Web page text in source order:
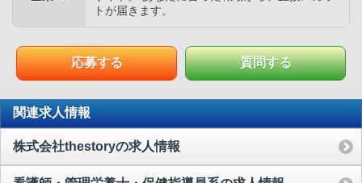
トが届きます。
応募する 質問する
関連求人情報
株式会社thestoryの求人情報